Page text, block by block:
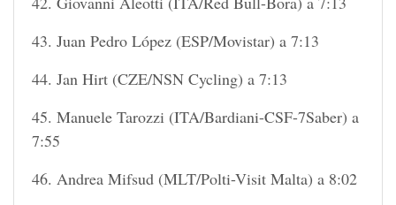
43. Juan Pedro López (ESP/Movistar) a 7:13
44. Jan Hirt (CZE/NSN Cycling) a 7:13
45. Manuele Tarozzi (ITA/Bardiani-CSF-7Saber) a
7:55
46. Andrea Mifsud (MLT/Polti-Visit Malta) a 8:02